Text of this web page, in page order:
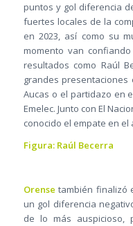
puntos y gol diferencia
fuertes locales de la
en 2023, así como su
momento van
resultados como Raúl
grandes
Aucas o el partidazo en
Emelec. Junto con El
conocido el empate en el
Figura: Raúl Becerra
Orense también finalizó
un gol diferencia
de lo más auspicioso,